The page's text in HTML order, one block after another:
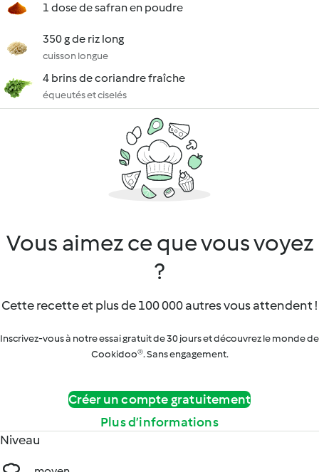
1 dose de safran en poudre
350 g de riz long
cuisson longue
4 brins de coriandre fraîche
équeutés et ciselés
Vous aimez ce que vous voyez
?
Cette recette et plus de 100 000 autres vous attendent !
Inscrivez-vous à notre essai gratuit de 30 jours et découvrez le monde de
Cookidoo®. Sans engagement.
Créer un compte gratuitement
Plus d’informations
Niveau